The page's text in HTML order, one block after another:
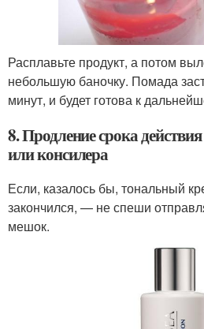
Расплавьте продукт, а потом
небольшую баночку. Помада
минут, и будет готова к
8. Продление срока
или консилера
Если, казалось бы, тональный
закончился, — не спеши
мешок.